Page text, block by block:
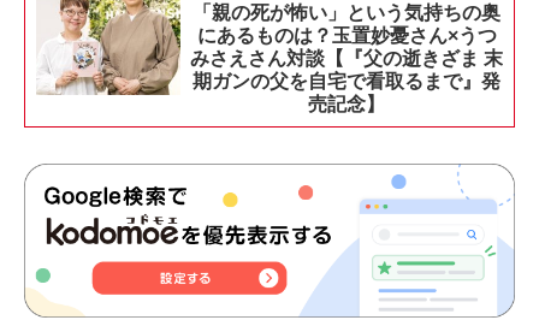
「親の死が怖い」という気持ちの奥
にあるものは？玉置妙憂さん×うつ
みさえさん対談【『父の逝きざま 末
期ガンの父を自宅で看取るまで』発
売記念】